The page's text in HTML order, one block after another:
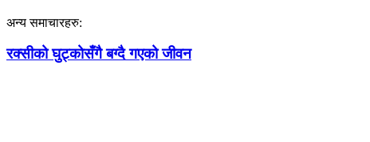
अन्य समाचारहरु:
रक्सीको घुट्कोसँगै बग्दै गएको जीवन